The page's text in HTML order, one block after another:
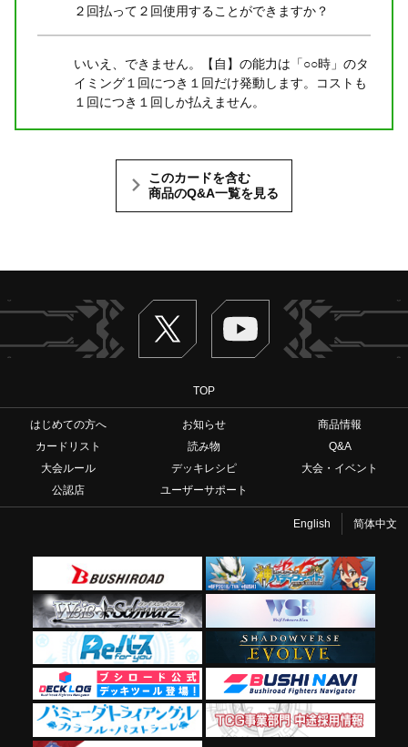
２回払って２回使用することができますか？
いいえ、できません。【自】の能力は「○○時」のタ
イミング１回につき１回だけ発動します。コストも
１回につき１回しか払えません。
このカードを含む
商品のQ&A一覧を見る
Twitter ヴァンガードch
TOP
はじめての方へ お知らせ
商品情報
カードリスト
読み物
Q&A
大会ルール
デッキレシピ
大会・イベント
公認店
ユーザーサポート
English 简体中文